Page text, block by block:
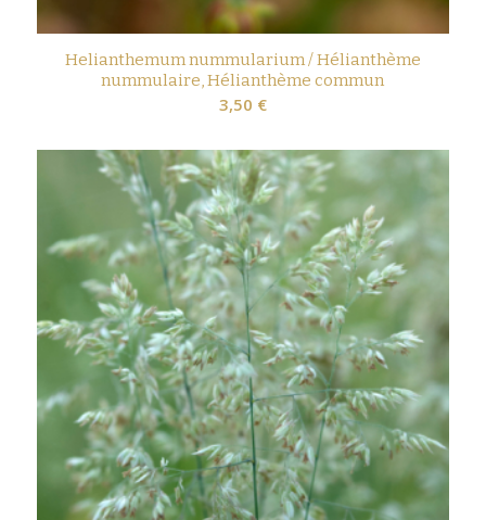
Helianthemum nummularium / Hélianthème
nummulaire, Hélianthème commun
3,50 €